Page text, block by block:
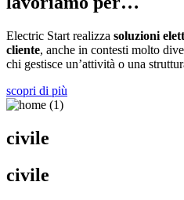
Electric Start realizza soluzioni
cliente, anche in contesti molto
chi gestisce un’attività o una
scopri di più
civile
civile